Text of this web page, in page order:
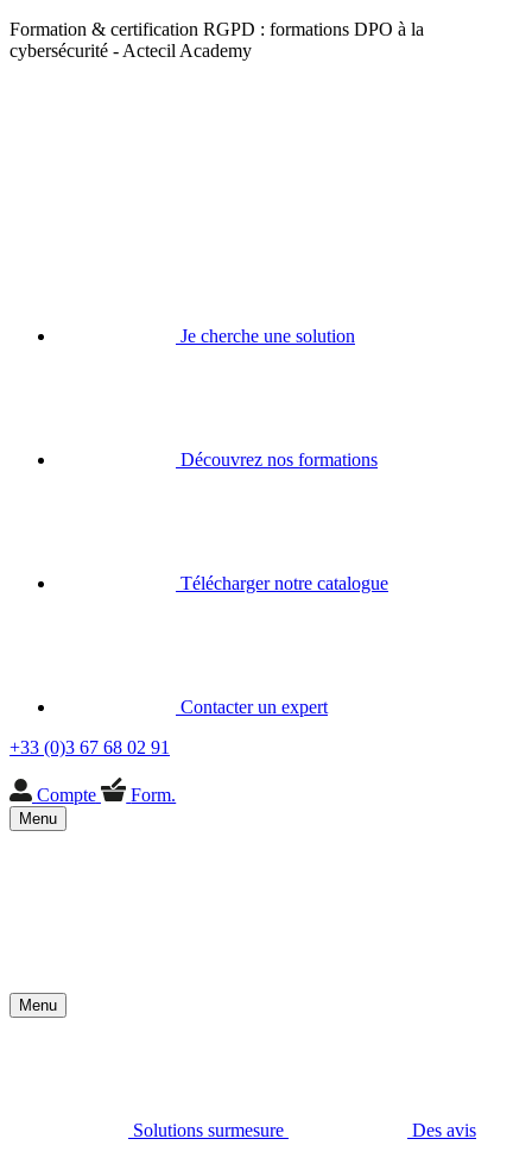
Formation & certification RGPD : formations DPO à la
cybersécurité - Actecil Academy
Je cherche une solution
Découvrez nos formations
Télécharger notre catalogue
Contacter un expert
+33 (0)3 67 68 02 91
Compte Form.
Menu
Menu
Solutions surmesure Des avis